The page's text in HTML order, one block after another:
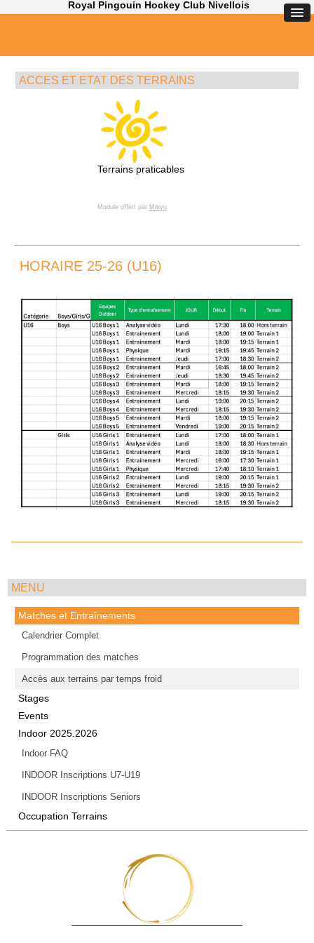
Royal Pingouin Hockey Club Nivellois
ACCES ET ETAT DES TERRAINS
HORAIRE 25-26 (U16)
MENU
Matches et Entraînements
Calendrier Complet
Programmation des matches
Accès aux terrains par temps froid
Stages
Events
Indoor 2025.2026
Indoor FAQ
INDOOR Inscriptions U7-U19
INDOOR Inscriptions Seniors
Occupation Terrains